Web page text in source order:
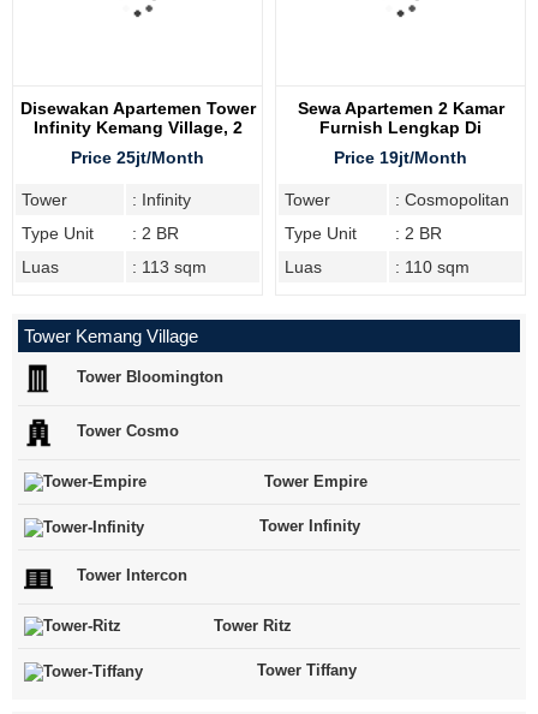
Disewakan Apartemen Tower
Infinity Kemang Village, 2
Price 25jt/Month
Tower
: Infinity
Type Unit
: 2 BR
Luas
: 113 sqm
Sewa Apartemen 2 Kamar
Furnish Lengkap Di
Price 19jt/Month
Tower
: Cosmopolitan
Type Unit
: 2 BR
Luas
: 110 sqm
Tower Kemang Village
Tower Bloomington
Tower Cosmo
Tower Empire
Tower Infinity
Tower Intercon
Tower Ritz
Tower Tiffany